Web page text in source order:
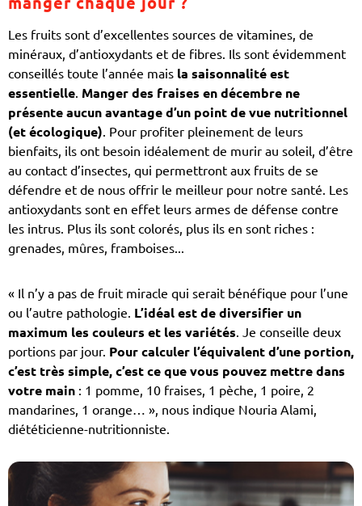
Les fruits sont d’excellentes sources de vitamines, de
minéraux, d’antioxydants et de fibres. Ils sont évidemment
conseillés toute l’année mais la saisonnalité est
essentielle. Manger des fraises en décembre ne
présente aucun avantage d’un point de vue nutritionnel
(et écologique). Pour profiter pleinement de leurs
bienfaits, ils ont besoin idéalement de murir au soleil, d’être
au contact d’insectes, qui permettront aux fruits de se
défendre et de nous offrir le meilleur pour notre santé. Les
antioxydants sont en effet leurs armes de défense contre
les intrus. Plus ils sont colorés, plus ils en sont riches :
grenades, mûres, framboises...
« Il n’y a pas de fruit miracle qui serait bénéfique pour l’une
ou l’autre pathologie. L’idéal est de diversifier un
maximum les couleurs et les variétés. Je conseille deux
portions par jour. Pour calculer l’équivalent d’une portion,
c’est très simple, c’est ce que vous pouvez mettre dans
votre main : 1 pomme, 10 fraises, 1 pèche, 1 poire, 2
mandarines, 1 orange… », nous indique Nouria Alami,
diététicienne-nutritionniste.